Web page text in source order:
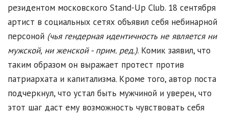
резидентом московского Stand-Up Club. 18 сентября
артист в социальных сетях объявил себя небинарной
персоной (чья гендерная идентичность не является ни
мужской, ни женской - прим. ред.). Комик заявил, что
таким образом он выражает протест против
патриархата и капитализма. Кроме того, автор поста
подчеркнул, что устал быть мужчиной и уверен, что
этот шаг даст ему возможность чувствовать себя